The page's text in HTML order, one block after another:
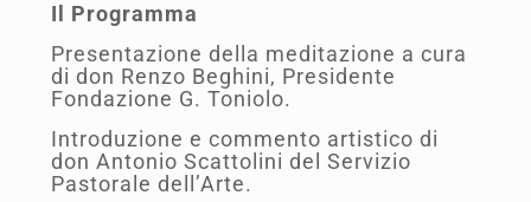
Il Programma
Presentazione della meditazione a cura
di don Renzo Beghini, Presidente
Fondazione G. Toniolo.
Introduzione e commento artistico di
don Antonio Scattolini del Servizio
Pastorale dell’Arte.